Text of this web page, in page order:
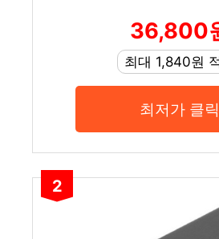
36,800
최대 1,840원
최저가 클릭
2